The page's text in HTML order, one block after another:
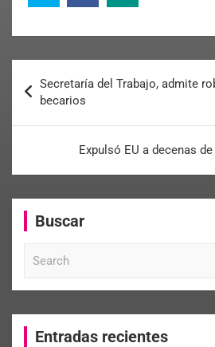
Secretaría del Trabajo, admite
becarios
Expulsó EU a decenas
Buscar
c
Entradas recientes